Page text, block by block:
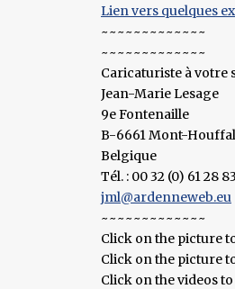
Lien vers quelques
~~~~~~~~~~~~~
~~~~~~~~~~~~~
Caricaturiste à votre
Jean-Marie Lesage
9e Fontenaille
B-6661 Mont-
Belgique
Tél. : 00 32 (0) 61 28
jml@ardenneweb.eu
~~~~~~~~~~~~~
Click on the picture
Click on the picture
Click on the videos